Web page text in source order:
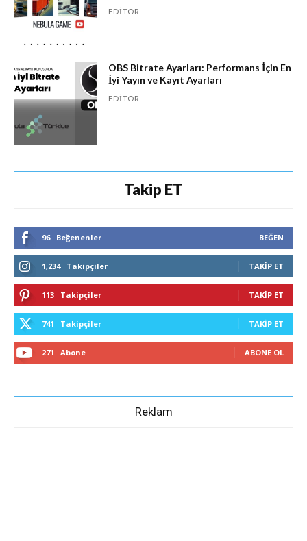
EDITÖR
OBS Bitrate Ayarları: Performans İçin En
İyi Yayın ve Kayıt Ayarları
EDITÖR
Takip ET
96 Beğenenler BEĞEN
1,234 Takipçiler TAKIP ET
113 Takipçiler TAKIP ET
741 Takipçiler TAKIP ET
271 Abone ABONE OL
Reklam